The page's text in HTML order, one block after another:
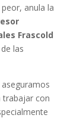
anula la
Frascold
las
trabajar con